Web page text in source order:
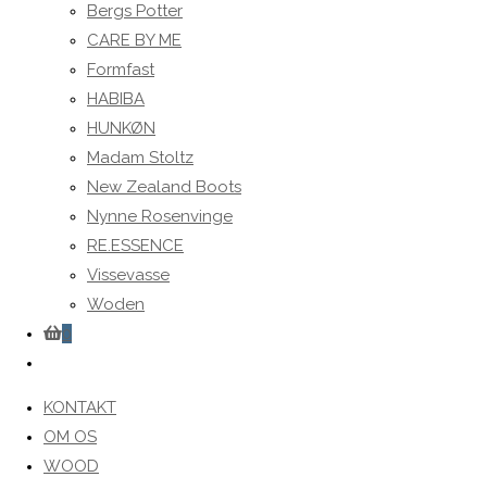
Bergs Potter
CARE BY ME
Formfast
HABIBA
HUNKØN
Madam Stoltz
New Zealand Boots
Nynne Rosenvinge
RE.ESSENCE
Vissevasse
Woden
0
search
KONTAKT
OM OS
WOOD